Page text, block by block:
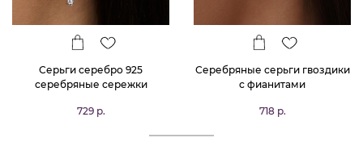
Серьги серебро 925
серебряные сережки
729 р.
Серебряные серьги гвоздики
с фианитами
718 р.